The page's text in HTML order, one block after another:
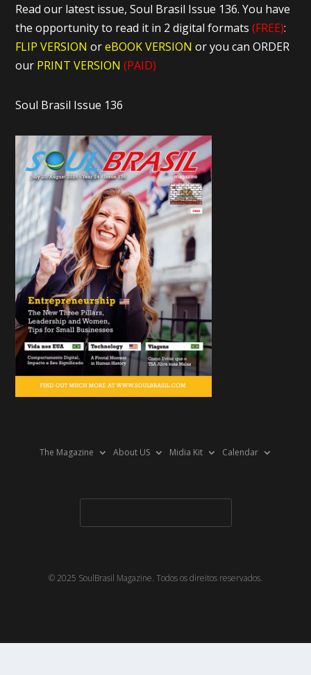
Read our latest issue, Soul Brasil Issue 136. You have
the opportunity to read it in 2 digital formats(FREE):
FLIP VERSION oreBOOK VERSIONor you can ORDER
our PRINT VERSION (PAID)
Soul Brasil Issue 136
The Magazine About US Midia Kit Calendar
© 2025 SoulBrasil Magazine. Todos os direitos reservados.